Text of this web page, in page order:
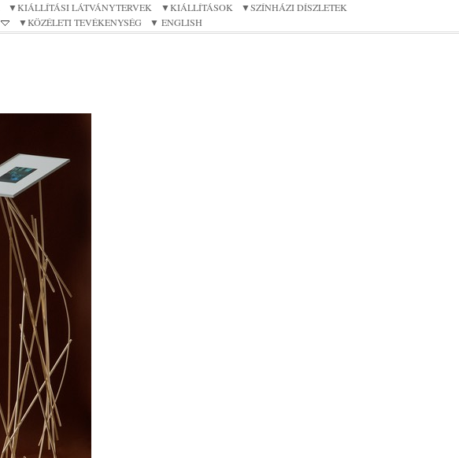
▼KIÁLLÍTÁSI LÁTVÁNYTERVEK ▼KIÁLLÍTÁSOK
▼SZÍNHÁZI DÍSZLETEK
▼KÖZÉLETI TEVÉKENYSÉG ▼ ENGLISH